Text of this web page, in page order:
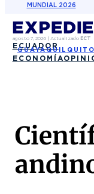
MUNDIAL 2026
agosto 7, 2026| Actualizado ECT
ECUADOR
GUAYAQUIL QUITO
ECONOMÍA